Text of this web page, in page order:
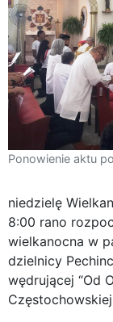
Ponowienie aktu
niedzielę
8:00 rano
wielkanocna w
dzielnicy
wędrującej “Od